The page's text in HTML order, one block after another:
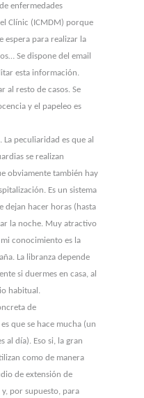
enfermedades
Clínic (ICMDM) porque
espera para realizar la
Se dispone del email
esta información.
al resto de casos. Se
y el papeleo es
peculiaridad es que al
se realizan
obviamente también hay
Es un sistema
dejan hacer horas (hasta
la noche. Muy atractivo
conocimiento es la
La libranza depende
si duermes en casa, al
habitual.
de
que se hace mucha (un
al día). Eso si, la gran
como de manera
de extensión de
por supuesto, para